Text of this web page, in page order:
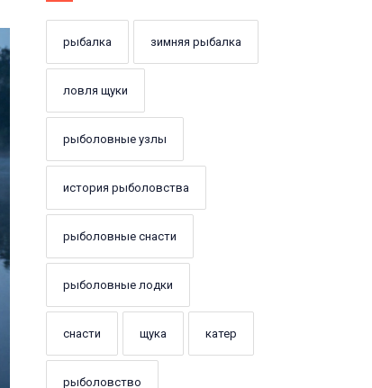
рыбалка зимняя рыбалка
ловля щуки
рыболовные узлы
история рыболовства
рыболовные снасти
рыболовные лодки
снасти щука катер
рыболовство